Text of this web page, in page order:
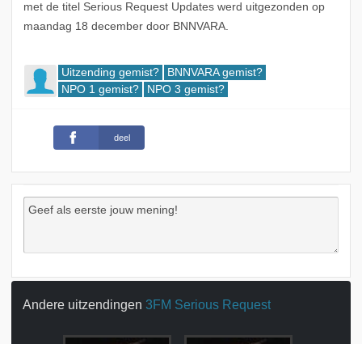
met de titel Serious Request Updates werd uitgezonden op
maandag 18 december door BNNVARA.
Uitzending gemist?
BNNVARA gemist?
NPO 1 gemist?
NPO 3 gemist?
deel
Andere uitzendingen 3FM Serious Request